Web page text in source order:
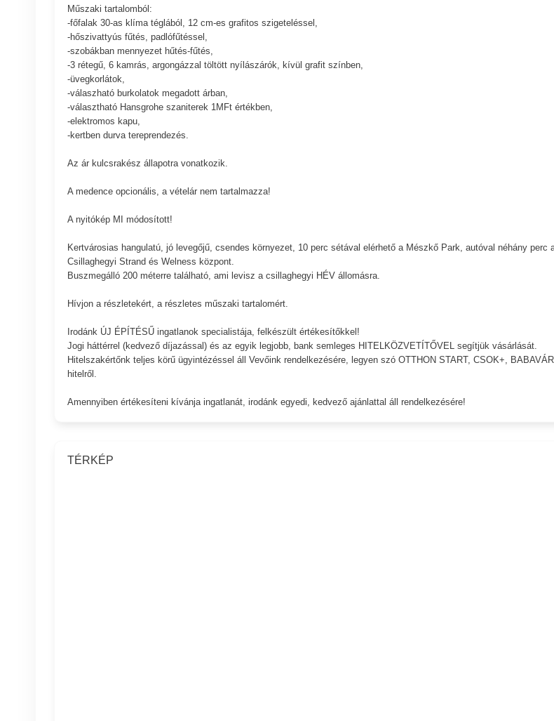
Műszaki tartalomból:
-főfalak 30-as klíma téglából, 12 cm-es grafitos szigeteléssel,
-hőszivattyús fűtés, padlófűtéssel,
-szobákban mennyezet hűtés-fűtés,
-3 rétegű, 6 kamrás, argongázzal töltött nyílászárók, kívül grafit színben,
-üvegkorlátok,
-válaszható burkolatok megadott árban,
-választható Hansgrohe szaniterek 1MFt értékben,
-elektromos kapu,
-kertben durva tereprendezés.
Az ár kulcsrakész állapotra vonatkozik.
A medence opcionális, a vételár nem tartalmazza!
A nyitókép MI módosított!
Kertvárosias hangulatú, jó levegőjű, csendes környezet, 10 perc sétával elérhető a Mészkő Park, autóval néhány perc
Csillaghegyi Strand és Welness központ.
Buszmegálló 200 méterre található, ami levisz a csillaghegyi HÉV állomásra.
Hívjon a részletekért, a részletes műszaki tartalomért.
Irodánk ÚJ ÉPÍTÉSŰ ingatlanok specialistája, felkészült értékesítőkkel!
Jogi háttérrel (kedvező díjazással) és az egyik legjobb, bank semleges HITELKÖZVETÍTŐVEL segítjük vásárlását.
Hitelszakértőnk teljes körű ügyintézéssel áll Vevőink rendelkezésére, legyen szó OTTHON START, CSOK+,
hitelről.
Amennyiben értékesíteni kívánja ingatlanát, irodánk egyedi, kedvező ajánlattal áll rendelkezésére!
TÉRKÉP